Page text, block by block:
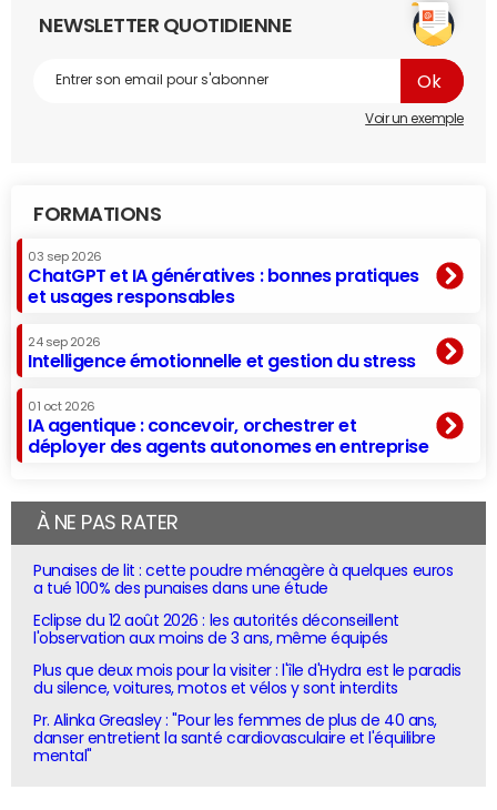
NEWSLETTER QUOTIDIENNE
Voir un exemple
FORMATIONS
03 sep 2026
ChatGPT et IA génératives : bonnes pratiques
et usages responsables
24 sep 2026
Intelligence émotionnelle et gestion du stress
01 oct 2026
IA agentique : concevoir, orchestrer et
déployer des agents autonomes en entreprise
À NE PAS RATER
Punaises de lit : cette poudre ménagère à quelques euros
a tué 100% des punaises dans une étude
Eclipse du 12 août 2026 : les autorités déconseillent
l'observation aux moins de 3 ans, même équipés
Plus que deux mois pour la visiter : l'île d'Hydra est le paradis
du silence, voitures, motos et vélos y sont interdits
Pr. Alinka Greasley : "Pour les femmes de plus de 40 ans,
danser entretient la santé cardiovasculaire et l'équilibre
mental"